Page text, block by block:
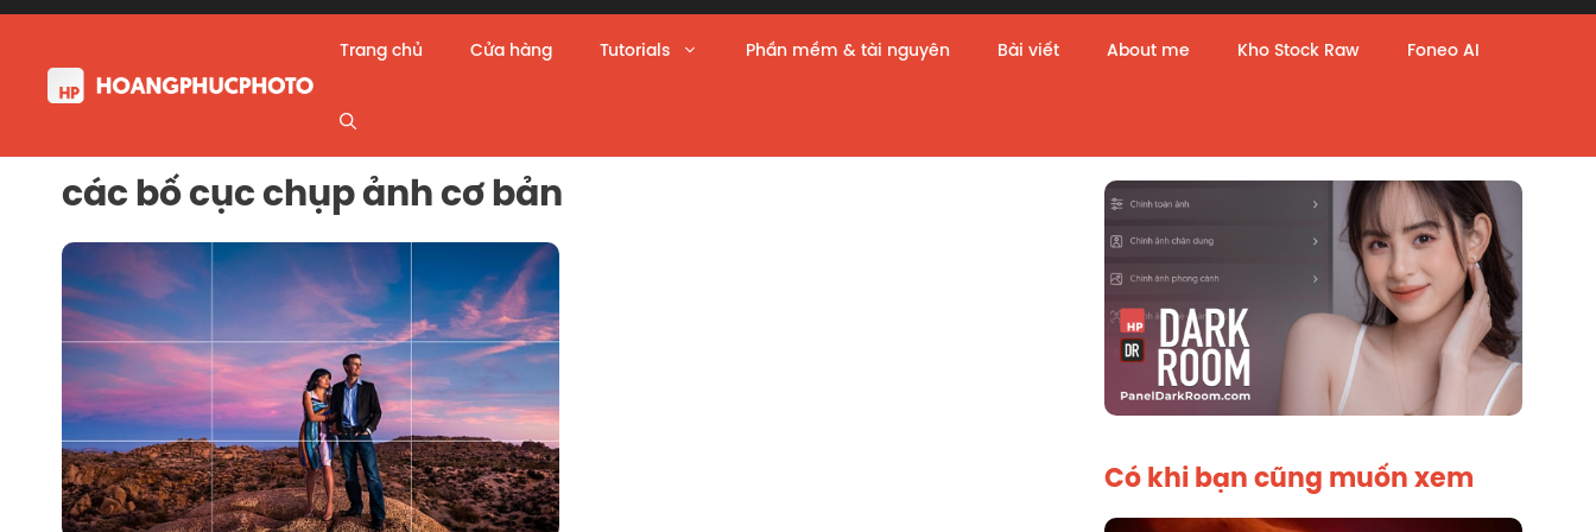
Skip
content
Trang chủ Cửa hàng Tutorials Phần mềm & tài nguyên Bài viết About me Kho Stock Raw Foneo AI
các bố cục chụp ảnh cơ bản
Có khi bạn cũng muốn xem